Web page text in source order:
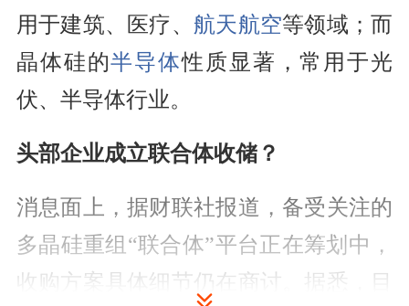
用于建筑、医疗、 航天航空等领域；而
晶体硅的半导体性质显著，常用于光
伏、半导体行业。
头部企业成立联合体收储？
消息面上，据财联社报道，备受关注的
多晶硅重组“联合体”平台正在筹划中，
收购方案具体细节仍在商讨。据悉，目